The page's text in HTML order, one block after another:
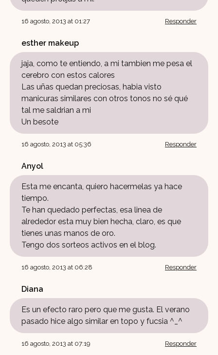
16 agosto, 2013 at 01:27 Responder
esther makeup
jaja, como te entiendo, a mi tambien me pesa el
cerebro con estos calores
Las uñas quedan preciosas, habia visto
manicuras similares con otros tonos no sé qué
tal me saldrian a mi
Un besote
16 agosto, 2013 at 05:36 Responder
Anyol
Esta me encanta, quiero hacermelas ya hace
tiempo.
Te han quedado perfectas, esa linea de
alrededor esta muy bien hecha, claro, es que
tienes unas manos de oro.
Tengo dos sorteos activos en el blog.
16 agosto, 2013 at 06:28 Responder
Diana
Es un efecto raro pero que me gusta. El verano
pasado hice algo similar en topo y fucsia ^_^
16 agosto, 2013 at 07:19 Responder